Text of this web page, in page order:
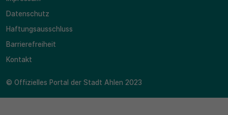
Datenschutz
Haftungsausschluss
Barrierefreiheit
Kontakt
© Offizielles Portal der Stadt Ahlen 2023